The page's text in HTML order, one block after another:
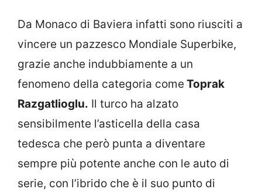
Da Monaco di Baviera infatti sono riusciti a
vincere un pazzesco Mondiale Superbike,
grazie anche indubbiamente a un
fenomeno della categoria come Toprak
Razgatlioglu. Il turco ha alzato
sensibilmente l’asticella della casa
tedesca che però punta a diventare
sempre più potente anche con le auto di
serie, con l’ibrido che è il suo punto di